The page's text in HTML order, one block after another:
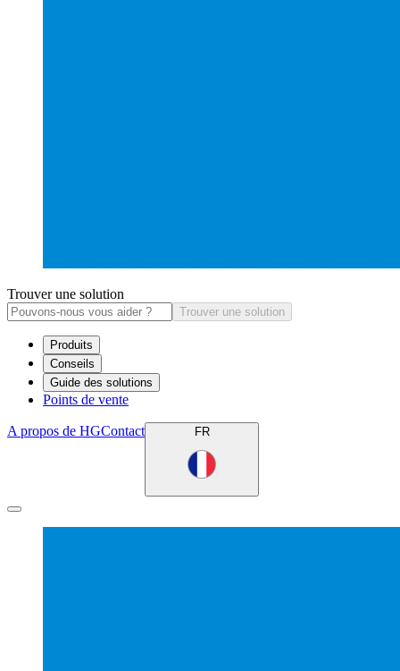
Trouver une solution
Trouver une solution
Produits
Conseils
Guide des solutions
Points de vente
A propos de HGContact FR